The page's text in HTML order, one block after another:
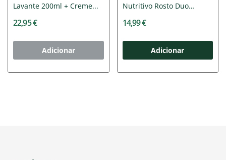
Lavante 200ml + Creme...
22,95 €
Adicionar
Nutritivo Rosto Duo
14,99 €
Adicionar